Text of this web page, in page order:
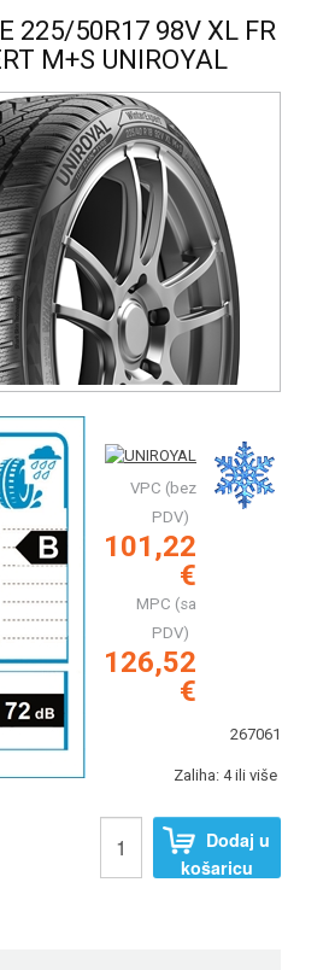
225/50R17 98V XL FR
M+S UNIROYAL
VPC (bez
PDV)
101,22
€
MPC (sa
PDV)
126,52
€
267061
Zaliha: 4 ili više
Dodaj u
košaricu